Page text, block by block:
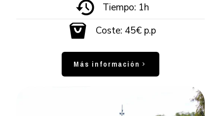
Tiempo: 1h
Coste: 45€ p.p
Más información